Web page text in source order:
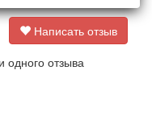
Написать отзыв
одного отзыва